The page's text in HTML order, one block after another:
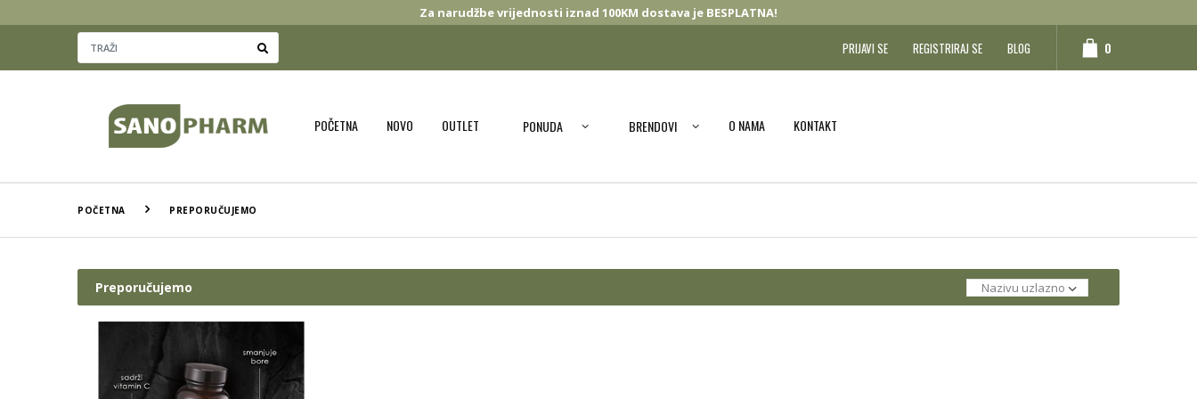
Za narudžbe vrijednosti iznad 100KM dostava je BESPLATNA!
PRIJAVI SE REGISTRIRAJ SE BLOG 0
POČETNA NOVO OUTLET PONUDA BRENDOVI O NAMA KONTAKT
POČETNA PREPORUČUJEMO
Preporučujemo